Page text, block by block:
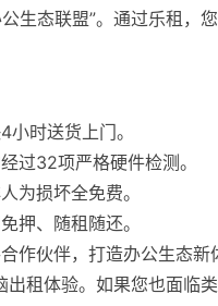
生态联盟”。通过乐租
时送货上门。
过32项严格硬件检测。
为损坏全免费。
押、随租随还。
作伙伴，打造办公生态
出租体验。如果您也面